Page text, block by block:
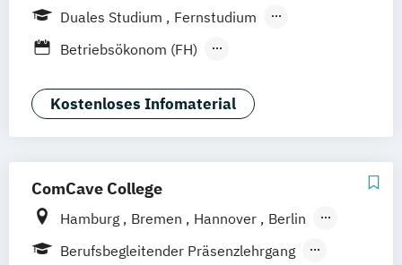
Weil am Rhein
Frankfurt am Main
Duales Studium
Fernstudium
Fernlehrgang
Betriebsökonom (FH)
Kommunikation & Eventmanagement
(Fernstudium)
Kommunikation & Medienmanagement
Kommunikation & Medienmanagement
(duales Studium)
Kostenloses Infomaterial
ComCave College
Hamburg Bremen Hannover
Berlin
Leipzig
Dresden Nürnberg
Münster
Berufsbegleitender Präsenzlehrgang